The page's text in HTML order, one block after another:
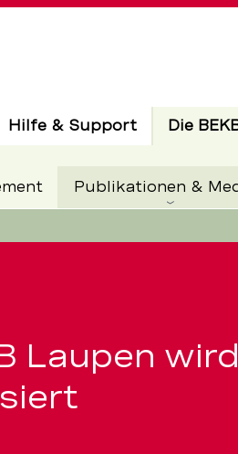
Hilfe & Support Die
Publikationen &
Laupen wird